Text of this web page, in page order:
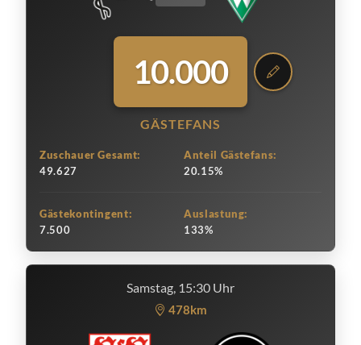
10.000
GÄSTEFANS
Zuschauer Gesamt:
49.627
Anteil Gästefans:
20.15%
Gästekontingent:
7.500
Auslastung:
133%
Samstag, 15:30 Uhr
478km